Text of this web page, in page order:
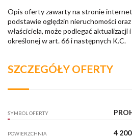
Opis oferty zawarty na stronie
podstawie oględzin nieruchomości
właściciela, może podlegać
określonej w art. 66 i następnych K.C.
SZCZEGÓŁY OFERTY
SYMBOL OFERTY
POWIERZCHNIA 4